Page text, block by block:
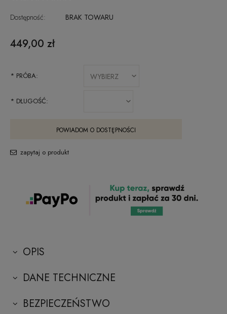
Dostępność: BRAK TOWARU
449,00 zł
* PRÓBA:
* DŁUGOŚĆ:
POWIADOM O DOSTĘPNOŚCI
zapytaj o produkt
OPIS
DANE TECHNICZNE
BEZPIECZEŃSTWO